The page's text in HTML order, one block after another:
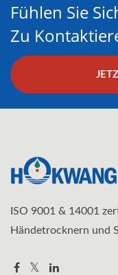
Fühlen Sie
Zu
ISO 9001 & 14001
Händetrocknern und